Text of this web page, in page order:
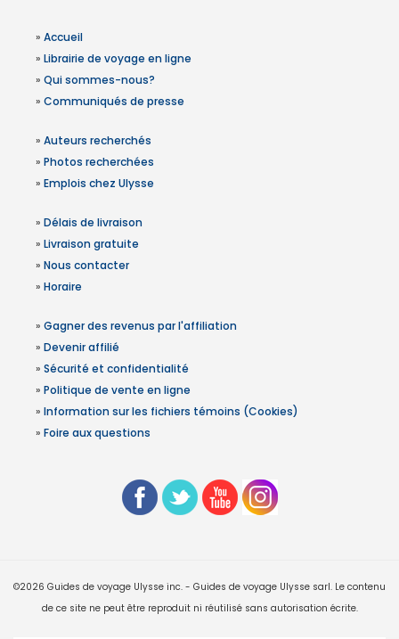
» Accueil
» Librairie de voyage en ligne
» Qui sommes-nous?
» Communiqués de presse
» Auteurs recherchés
» Photos recherchées
» Emplois chez Ulysse
» Délais de livraison
» Livraison gratuite
» Nous contacter
» Horaire
» Gagner des revenus par l'affiliation
» Devenir affilié
» Sécurité et confidentialité
» Politique de vente en ligne
» Information sur les fichiers témoins (Cookies)
» Foire aux questions
©2026 Guides de voyage Ulysse inc. - Guides de voyage Ulysse sarl. Le contenu
de ce site ne peut être reproduit ni réutilisé sans autorisation écrite.